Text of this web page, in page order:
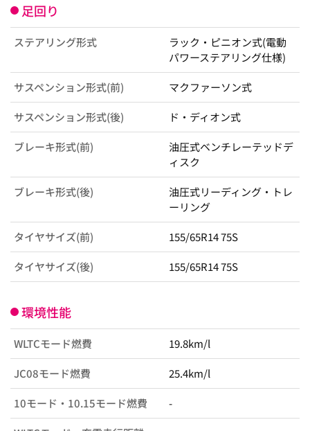
足回り
ステアリング形式
ラック・ピニオン式(電動
パワーステアリング仕様)
サスペンション形式(前) マクファーソン式
サスペンション形式(後) ド・ディオン式
ブレーキ形式(前)
油圧式ベンチレーテッドデ
ィスク
ブレーキ形式(後)
油圧式リーディング・トレ
ーリング
タイヤサイズ(前) 155/65R14 75S
タイヤサイズ(後) 155/65R14 75S
環境性能
WLTCモード燃費 19.8km/l
JC08モード燃費 25.4km/l
10モード・10.15モード燃費 -